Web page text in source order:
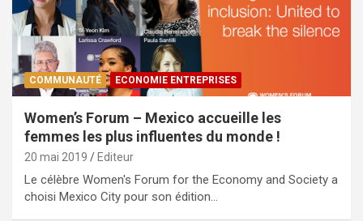
COMMUNAUTÉ ECONOMIE ENTREPRISES
Women’s Forum – Mexico accueille les
femmes les plus influentes du monde !
20 mai 2019 Editeur
Le célèbre Women's Forum for the Economy and Society a
choisi Mexico City pour son édition…